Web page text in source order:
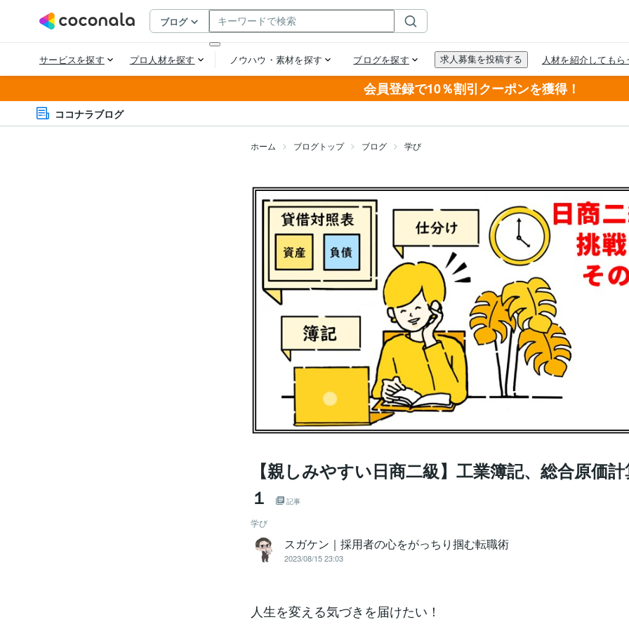
会員登録で10％割引クーポンを獲得！
ココナラブログ
ホーム ブログトップ ブログ 学び
【親しみやすい日商二級】工業簿記、総合原価
１
記事
学び
スガケン｜採用者の心をがっちり掴む転職術
2023/08/15 23:03
人生を変える気づきを届けたい！